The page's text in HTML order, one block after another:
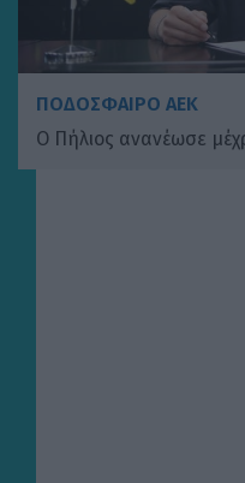
ΠΟΔΟΣΦΑΙΡΟ ΑΕΚ
Ο Πήλιος ανανέωσε